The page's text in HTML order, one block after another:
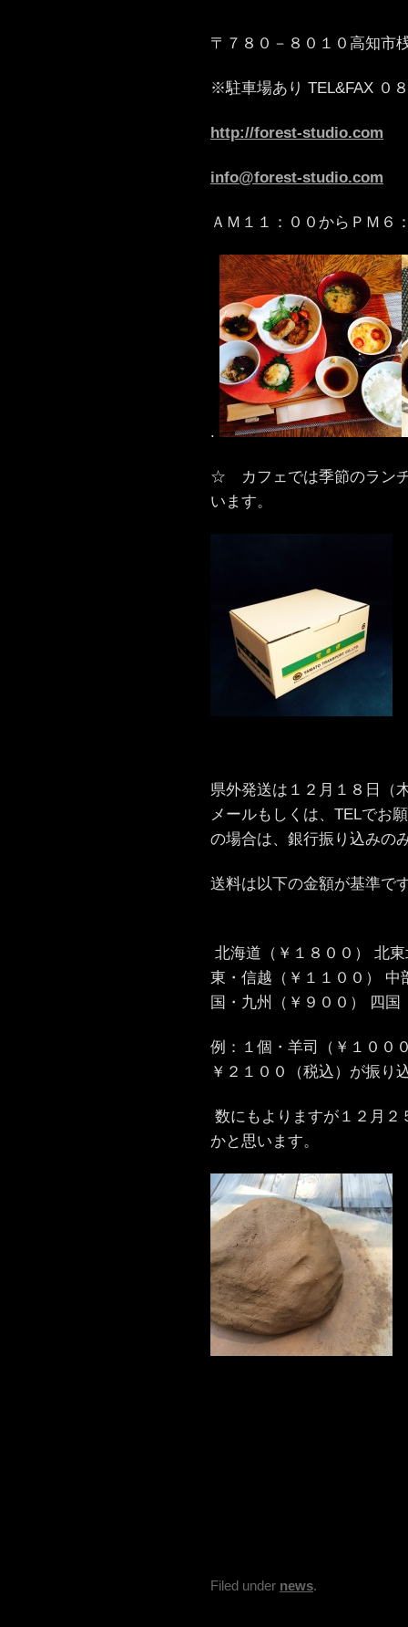
〒７８０－８０１０高知市
※駐車場あり TEL&FAX ０
http://forest-studio.com
info@forest-studio.com
ＡＭ１１：００からＰＭ６
.
☆ カフェでは季節のラン
います。
県外発送は１２月１８日（
メールもしくは、TELでお
の場合は、銀行振り込みの
送料は以下の金額が基準
北海道（￥１８００） 北
東・信越（￥１１００）
国・九州（￥９００） 四国
例：１個・羊司（￥１０
￥２１００（税込）が振り
数にもよりますが１２月
かと思います。
Filed under news.